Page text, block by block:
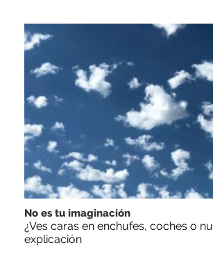
No es tu imaginación
¿Ves caras en enchufes, coches o
explicación